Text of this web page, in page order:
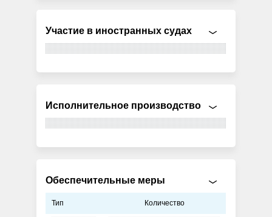
Участие в иностранных судах
Исполнительное производство
Обеспечительные меры
Тип Количество